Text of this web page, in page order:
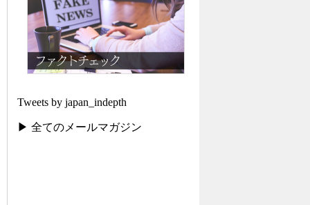
Tweets by japan_indepth
▶ 全てのメールマガジン